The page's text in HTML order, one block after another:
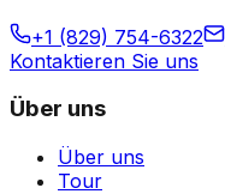
+1 (829) 754-6322
Kontaktieren Sie uns
Über uns
Über uns
Tour